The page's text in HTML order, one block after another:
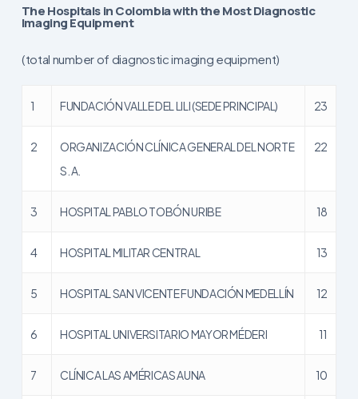
The Hospitals in Colombia with the Most Diagnostic
Imaging Equipment
(total number of diagnostic imaging equipment)
1 FUNDACIÓN VALLE DEL LILI (SEDE PRINCIPAL) 23
2
ORGANIZACIÓN CLÍNICA GENERAL DEL NORTE
S. A.
22
3 HOSPITAL PABLO TOBÓN URIBE 18
4 HOSPITAL MILITAR CENTRAL 13
5 HOSPITAL SAN VICENTE FUNDACIÓN MEDELLÍN 12
6 HOSPITAL UNIVERSITARIO MAYOR MÉDERI 11
7 CLÍNICA LAS AMÉRICAS AUNA 10